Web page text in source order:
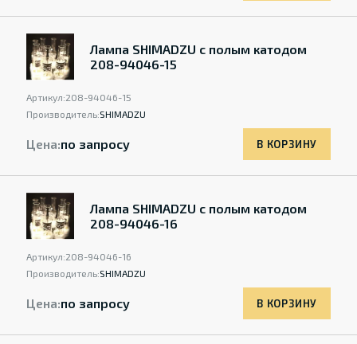
Лампа SHIMADZU с полым катодом
208-94046-15
Артикул:208-94046-15
Производитель:SHIMADZU
Цена:по запросу В КОРЗИНУ
Лампа SHIMADZU с полым катодом
208-94046-16
Артикул:208-94046-16
Производитель:SHIMADZU
Цена:по запросу В КОРЗИНУ